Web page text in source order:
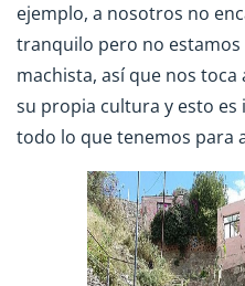
ejemplo, a nosotros no
tranquilo pero no
machista, así que nos
su propia cultura y esto es
todo lo que tenemos para